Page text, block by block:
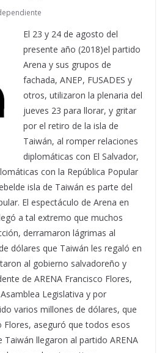
El 23 y 24 de agosto del
presente año (2018)el partido
Arena y sus grupos de
fachada, ANEP, FUSADES y
otros, utilizaron la plenaria del
jueves 23 para llorar, y gritar
por el retiro de la isla de
Taiwán, al romper relaciones
diplomáticas con El Salvador,
con la República Popular
isla de Taiwán es parte del
El espectáculo de Arena en
a tal extremo que muchos
derramaron lágrimas al
dólares que Taiwán les regaló en
al gobierno salvadoreño y
de ARENA Francisco Flores,
Legislativa y por
varios millones de dólares, que
aseguró que todos esos
Taiwán llegaron al partido ARENA